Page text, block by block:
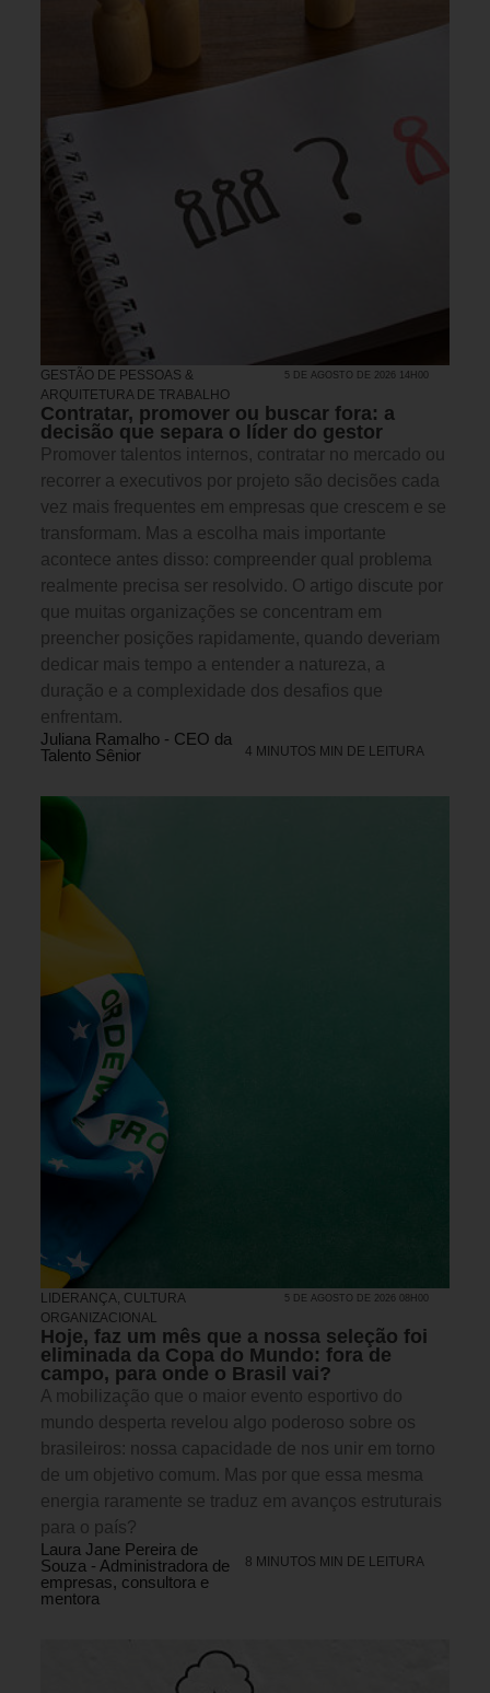
GESTÃO DE PESSOAS &
ARQUITETURA DE TRABALHO
5 DE AGOSTO DE 2026 14H00
Contratar, promover ou buscar fora: a
decisão que separa o líder do gestor
Promover talentos internos, contratar no mercado ou
recorrer a executivos por projeto são decisões cada
vez mais frequentes em empresas que crescem e se
transformam. Mas a escolha mais importante
acontece antes disso: compreender qual problema
realmente precisa ser resolvido. O artigo discute por
que muitas organizações se concentram em
preencher posições rapidamente, quando deveriam
dedicar mais tempo a entender a natureza, a
duração e a complexidade dos desafios que
enfrentam.
Juliana Ramalho - CEO da
Talento Sênior
4 MINUTOS MIN DE LEITURA
LIDERANÇA CULTURA
ORGANIZACIONAL
5 DE AGOSTO DE 2026 08H00
Hoje, faz um mês que a nossa seleção foi
eliminada da Copa do Mundo: fora de
campo, para onde o Brasil vai?
A mobilização que o maior evento esportivo do
mundo desperta revelou algo poderoso sobre os
brasileiros: nossa capacidade de nos unir em torno
de um objetivo comum. Mas por que essa mesma
energia raramente se traduz em avanços estruturais
para o país?
Laura Jane Pereira de
Souza - Administradora de
empresas, consultora e
mentora
8 MINUTOS MIN DE LEITURA